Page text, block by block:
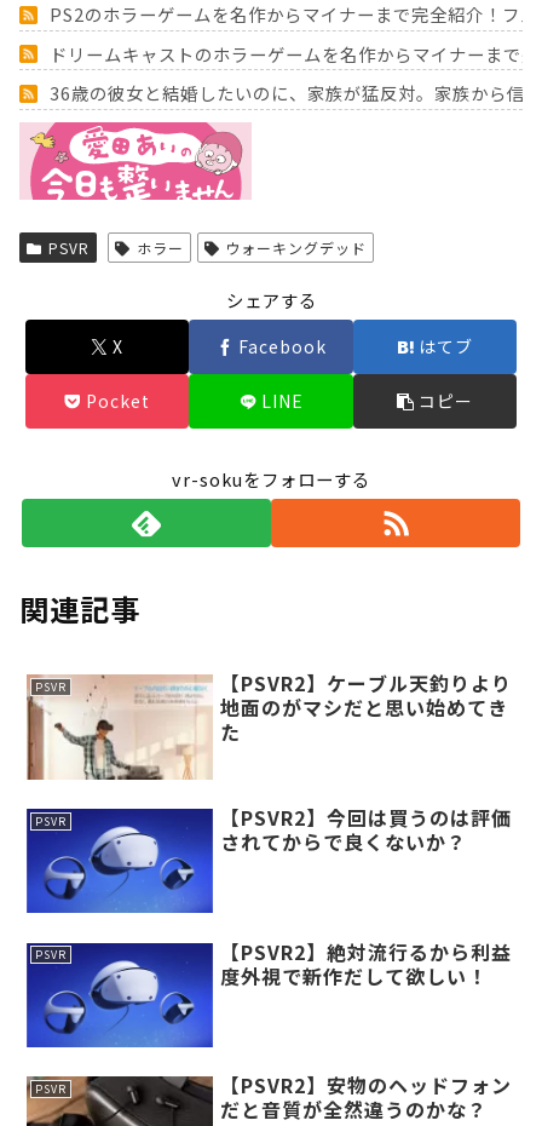
PS2のホラーゲームを名作からマイナーまで完全紹介！フ
ドリームキャストのホラーゲームを名作からマイナーまで
36歳の彼女と結婚したいのに、家族が猛反対。家族から信
Powered by livedoor 相互RSS
PSVR ホラー ウォーキングデッド
シェアする
X Facebook はてブ
Pocket LINE コピー
vr-sokuをフォローする
関連記事
PSVR
【PSVR2】ケーブル天釣りより
地面のがマシだと思い始めてき
た
PSVR
【PSVR2】今回は買うのは評価
されてからで良くないか？
PSVR
【PSVR2】絶対流行るから利益
度外視で新作だして欲しい！
PSVR
【PSVR2】安物のヘッドフォン
だと音質が全然違うのかな？